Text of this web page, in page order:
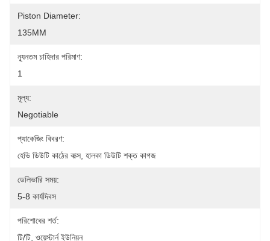
Piston Diameter:
135MM
ন্যূনতম চাহিদার পরিমাণ:
1
মূল্য:
Negotiable
প্যাকেজিং বিবরণ:
হেভি ডিউটি ​​কাঠের বাক্স, হালকা ডিউটি ​​শক্ত কাগজ
ডেলিভারি সময়:
5-8 কার্যদিবস
পরিশোধের শর্ত:
টি/টি, ওয়েস্টার্ন ইউনিয়ন